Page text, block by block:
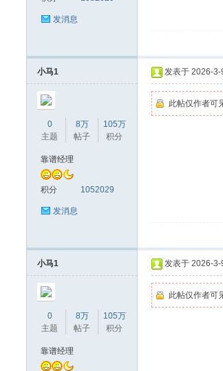
发消息
小马1
0
主题
8万
帖子
105万
积分
靠谱经理
积分 1052029
发消息
发表于 2026-
此帖仅作者可
小马1
0
主题
8万
帖子
105万
积分
靠谱经理
发表于 2026-3-
此帖仅作者可